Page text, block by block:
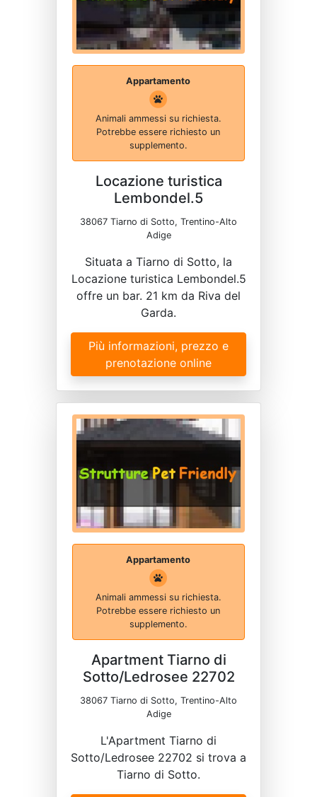
Appartamento
Animali ammessi su richiesta.
Potrebbe essere richiesto un
supplemento.
Locazione turistica
Lembondel.5
38067 Tiarno di Sotto, Trentino-Alto
Adige
Situata a Tiarno di Sotto, la
Locazione turistica Lembondel.5
offre un bar. 21 km da Riva del
Garda.
Più informazioni, prezzo e
prenotazione online
Appartamento
Animali ammessi su richiesta.
Potrebbe essere richiesto un
supplemento.
Apartment Tiarno di
Sotto/Ledrosee 22702
38067 Tiarno di Sotto, Trentino-Alto
Adige
L'Apartment Tiarno di
Sotto/Ledrosee 22702 si trova a
Tiarno di Sotto.